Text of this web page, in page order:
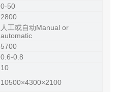
0-50
2800
人工或自动Manual or
automatic
5700
0.6-0.8
10
10500×4300×2100